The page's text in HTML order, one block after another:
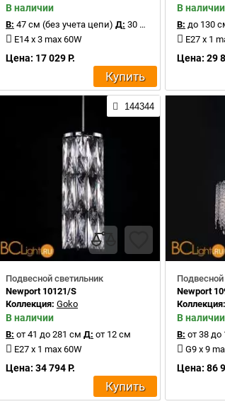
В наличии
В: 47 см (без учета цепи) Д: 30 см
E14 x 3 max 60W
Цена: 17 029 Р.
Купить
В наличии
В: до 130
E27 x 1
Цена: 29
144344
Подвесной светильник
Newport 10121/S
Коллекция: Goko
В наличии
В: от 41 до 281 см Д: от 12 см
E27 x 1 max 60W
Цена: 34 794 Р.
Купить
Подвесной
Newport
Коллекция:
В наличии
В: от 38 до
G9 x 9
Цена: 86